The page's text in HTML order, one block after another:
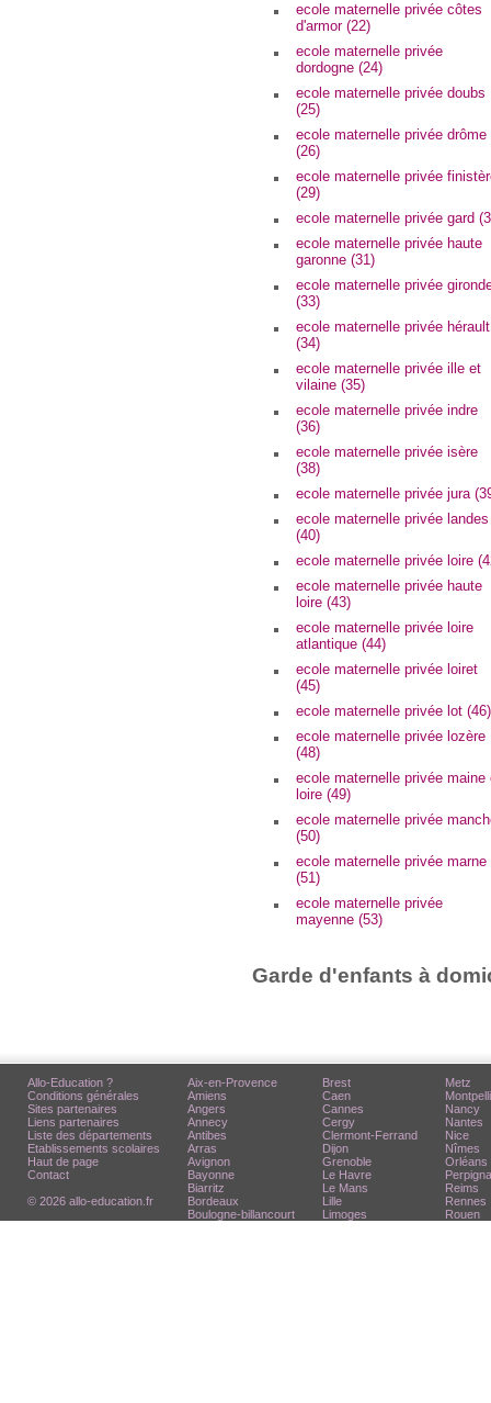
ecole maternelle privée côtes
d'armor (22)
ecole maternelle privée
dordogne (24)
ecole maternelle privée doubs
(25)
ecole maternelle privée drôme
(26)
ecole maternelle privée
(29)
ecole maternelle privée gard
ecole maternelle privée haute
garonne (31)
ecole maternelle privée
(33)
ecole maternelle privée hérault
(34)
ecole maternelle privée ille et
vilaine (35)
ecole maternelle privée indre
(36)
ecole maternelle privée isère
(38)
ecole maternelle privée jura
ecole maternelle privée landes
(40)
ecole maternelle privée loire
ecole maternelle privée haute
loire (43)
ecole maternelle privée loire
atlantique (44)
ecole maternelle privée loiret
(45)
ecole maternelle privée lot (46)
ecole maternelle privée lozère
(48)
ecole maternelle privée maine
loire (49)
ecole maternelle privée
(50)
ecole maternelle privée marne
(51)
ecole maternelle privée
mayenne (53)
Garde d'enfants à
Allo-Education ?
Conditions générales
Sites partenaires
Liens partenaires
Liste des départements
Etablissements scolaires
Haut de page
Contact
© 2026 allo-education.fr
Aix-en-Provence
Amiens
Angers
Annecy
Antibes
Arras
Avignon
Bayonne
Biarritz
Bordeaux
Boulogne-billancourt
Brest
Caen
Cannes
Cergy
Clermont-Ferrand
Dijon
Grenoble
Le Havre
Le Mans
Lille
Limoges
Metz
Nancy
Nantes
Nice
Nîmes
Orléans
Reims
Rennes
Rouen